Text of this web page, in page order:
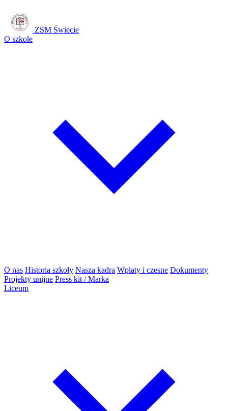
ZSM Świecie
O szkole
O nas Historia szkoły Nasza kadra Wpłaty i czesne Dokumenty
Projekty unijne Press kit / Marka
Liceum